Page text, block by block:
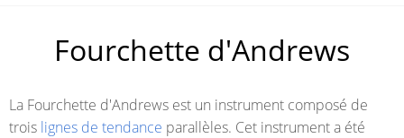
Fourchette d'Andrews
La Fourchette d'Andrews est un instrument composé de
trois lignes de tendance parallèles. Cet instrument a été